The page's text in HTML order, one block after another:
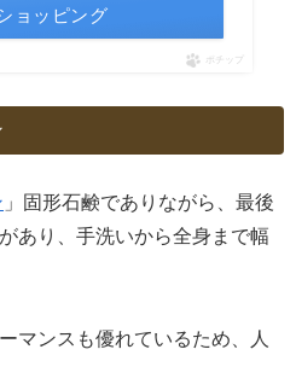
ョッピング
ポチップ
」固形石鹸でありながら、最後
あり、手洗いから全身まで幅
マンスも優れているため、人